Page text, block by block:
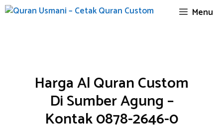
Skip
Menu
Harga Al Quran Custom
Di Sumber Agung –
Kontak 0878-2646-0